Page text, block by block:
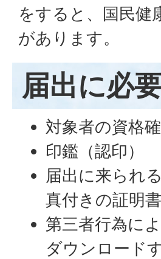
をすると、国民健
があります。
届出に必
対象者の資格
印鑑（認印）
届出に来られ
真付きの証明書
第三者行為に
ダウンロード